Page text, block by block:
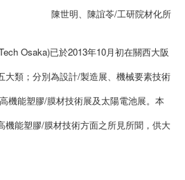
世明、陳誼苓/工研院材化所
Osaka)已於2013年10月初在關西大阪
大類；分別為設計/製造展、機械要素技術
機能塑膠/膜材技術展及太陽電池展。本
機能塑膠/膜材技術方面之所見所聞，供大